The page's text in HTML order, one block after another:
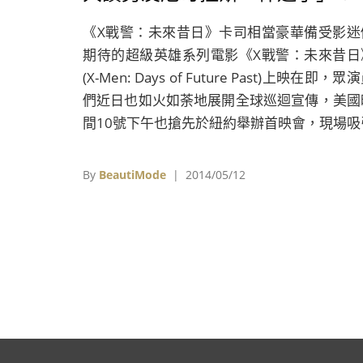
《X戰警：未來昔日》卡司相當豪華備受影
期待的超級英雄系列電影《X戰警：未來昔日
(X-Men: Days of Future Past)上映在即，眾演
們近日也如火如荼地展開全球巡迴宣傳，美
間10號下午也搶先於紐約舉辦首映會，現場吸
采。由於此次續集劇情設定穿越時空的關係，
By BeautiMode | 2014/05/12